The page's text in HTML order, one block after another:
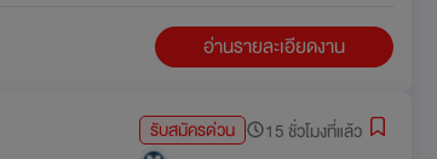
อ่านรายละเอียดงาน
รับสมัครด่วน 15 ชั่วโมงที่แล้ว